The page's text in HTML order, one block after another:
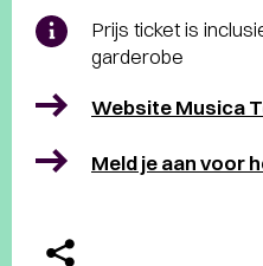
Prijs ticket is
garderobe
Website Musica
Meld je aan voor